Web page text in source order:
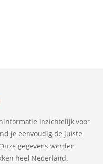
inzichtelijk voor
je eenvoudig de juiste
gegevens worden
heel Nederland.